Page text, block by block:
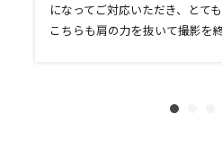
になってご対応いただき、とて
こちらも肩の力を抜いて撮影を